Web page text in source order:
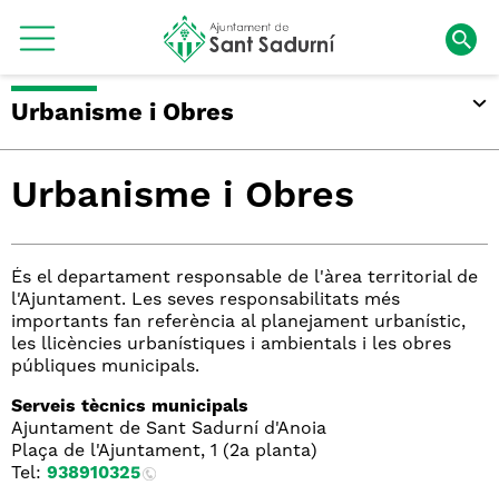
Urbanisme i Obres
Urbanisme i Obres
És el departament responsable de l'àrea territorial de
l'Ajuntament. Les seves responsabilitats més
importants fan referència al planejament urbanístic,
les llicències urbanístiques i ambientals i les obres
públiques municipals.
Serveis tècnics municipals
Ajuntament de Sant Sadurní d'Anoia
Plaça de l'Ajuntament, 1 (2a planta)
Tel: 938910325